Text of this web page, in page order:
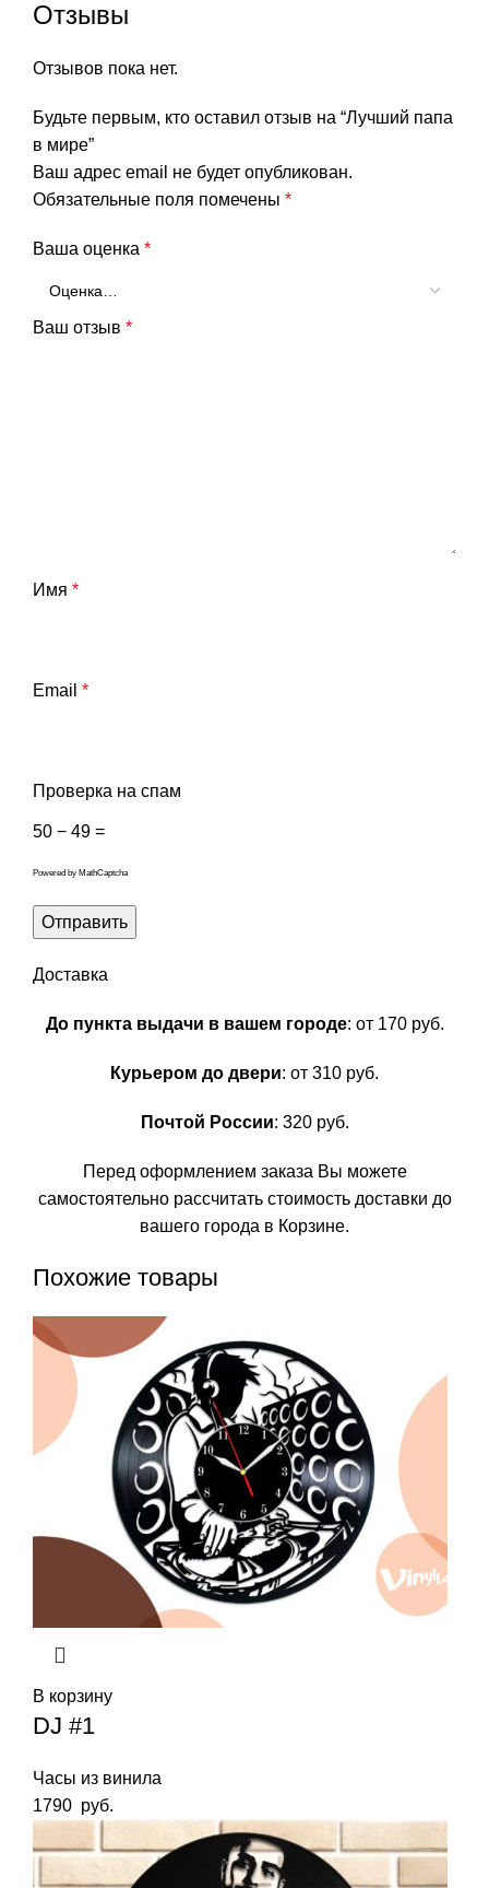
Отзывы
Отзывов пока нет.
Будьте первым, кто оставил отзыв на “Лучший папа
в мире”
Ваш адрес email не будет опубликован.
Обязательные поля помечены *
Ваша оценка *
Ваш отзыв *
Имя *
Email *
Проверка на спам
50 − 49 =
Powered by MathCaptcha
Доставка
До пункта выдачи в вашем городе: от 170 руб.
Курьером до двери: от 310 руб.
Почтой России: 320 руб.
Перед оформлением заказа Вы можете
самостоятельно рассчитать стоимость доставки до
вашего города в Корзине.
Похожие товары
В корзину
DJ #1
Часы из винила
1790 руб.